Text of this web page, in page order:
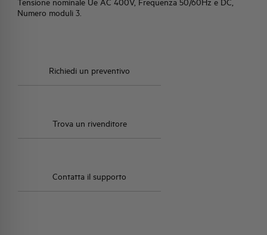
Tensione nominale Ue AC 400V, Frequenza 50/60Hz e DC,
Numero moduli 3.
Richiedi un preventivo
Trova un rivenditore
Contatta il supporto